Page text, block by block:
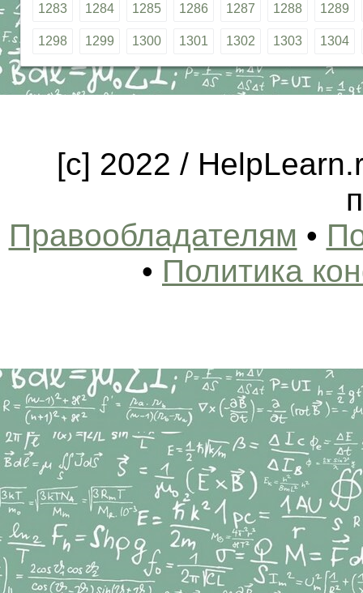
1283 1284 1285 1286 1287 1288 1289
1298 1299 1300 1301 1302 1303 1304
[c] 2022 /
Правообладателям •
• Политика